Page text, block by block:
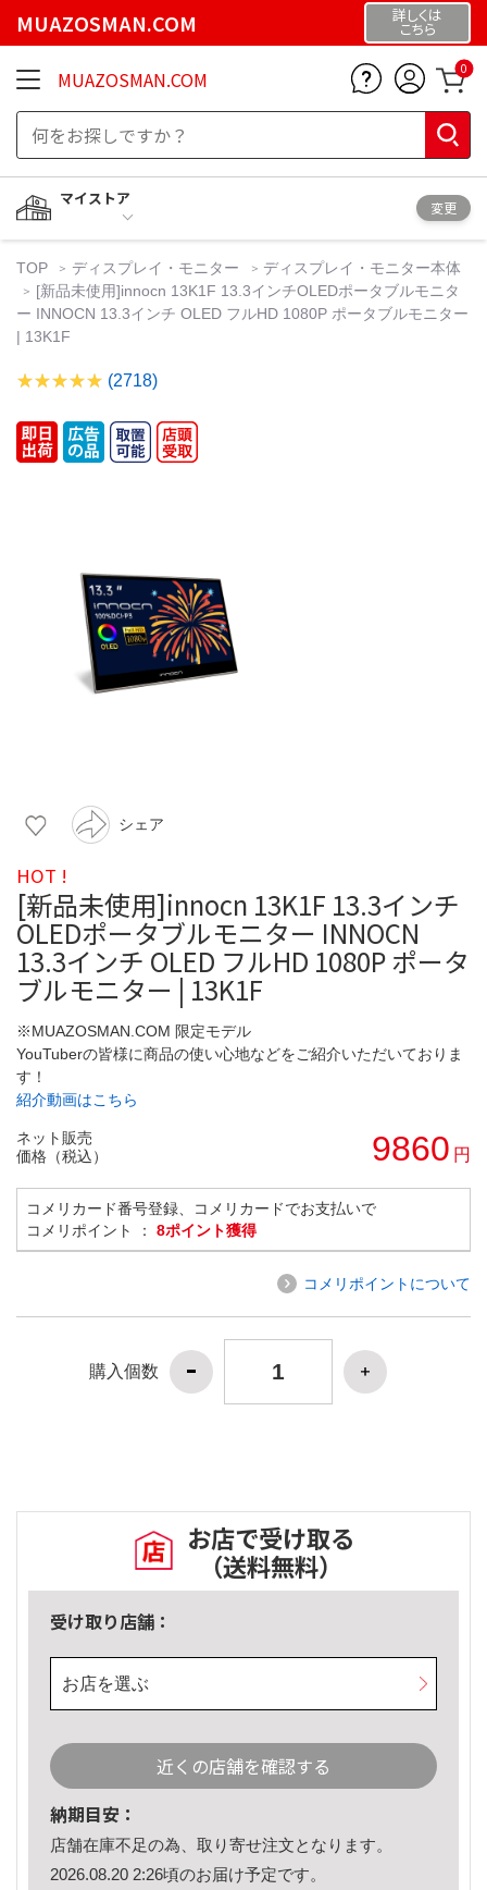
MUAZOSMAN.COM 詳しくは
こちら
MUAZOSMAN.COM 0
マイストア
変更
TOP ディスプレイ・モニター
ディスプレイ・モニター本体
[新品未使用]innocn 13K1F 13.3インチOLEDポータブルモニタ
ー INNOCN 13.3インチ OLED フルHD 1080P ポータブルモニター
| 13K1F
(2718)
シェア
HOT !
[新品未使用]innocn 13K1F 13.3インチ
OLEDポータブルモニター INNOCN
13.3インチ OLED フルHD 1080P ポータ
ブルモニター | 13K1F
※MUAZOSMAN.COM 限定モデル
YouTuberの皆様に商品の使い心地などをご紹介いただいておりま
す！
紹介動画はこちら
ネット販売
価格（税込）
9860 円
コメリカード番号登録、コメリカードでお支払いで
コメリポイント ： 8ポイント獲得
コメリポイントについて
購入個数
お店で受け取る
（送料無料）
受け取り店舗：
お店を選ぶ
近くの店舗を確認する
納期目安：
店舗在庫不足の為、取り寄せ注文となります。
2026.08.20 2:26頃のお届け予定です。